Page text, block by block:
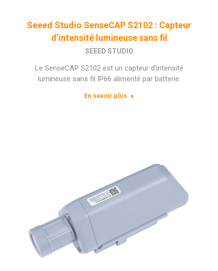
Seeed Studio SenseCAP S2102 : Capteur
d’intensité lumineuse sans fil
SEEED STUDIO
Le SenseCAP S2102 est un capteur d’intensité
lumineuse sans fil IP66 alimenté par batterie.
En savoir plus